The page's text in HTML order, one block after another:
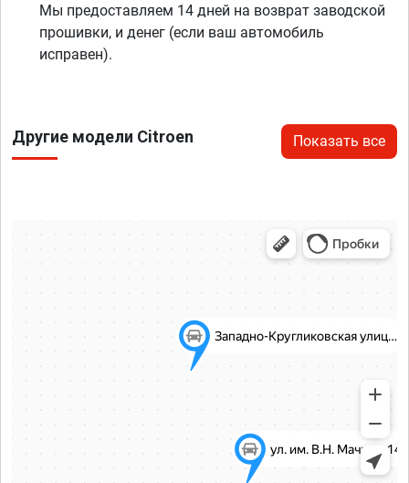
Мы предоставляем 14 дней на возврат заводской
прошивки, и денег (если ваш автомобиль
исправен).
Другие модели Citroen Показать все